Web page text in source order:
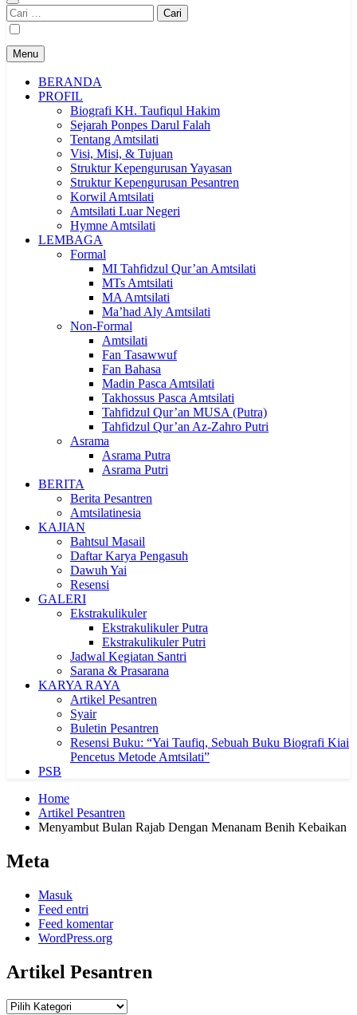
Cari
untuk:
Menu
BERANDA
PROFIL
Biografi KH. Taufiqul Hakim
Sejarah Ponpes Darul Falah
Tentang Amtsilati
Visi, Misi, & Tujuan
Struktur Kepengurusan Yayasan
Struktur Kepengurusan Pesantren
Korwil Amtsilati
Amtsilati Luar Negeri
Hymne Amtsilati
LEMBAGA
Formal
MI Tahfidzul Qur’an Amtsilati
MTs Amtsilati
MA Amtsilati
Ma’had Aly Amtsilati
Non-Formal
Amtsilati
Fan Tasawwuf
Fan Bahasa
Madin Pasca Amtsilati
Takhossus Pasca Amtsilati
Tahfidzul Qur’an MUSA (Putra)
Tahfidzul Qur’an Az-Zahro Putri
Asrama
Asrama Putra
Asrama Putri
BERITA
Berita Pesantren
Amtsilatinesia
KAJIAN
Bahtsul Masail
Daftar Karya Pengasuh
Dawuh Yai
Resensi
GALERI
Ekstrakulikuler
Ekstrakulikuler Putra
Ekstrakulikuler Putri
Jadwal Kegiatan Santri
Sarana & Prasarana
KARYA RAYA
Artikel Pesantren
Syair
Buletin Pesantren
Resensi Buku: “Yai Taufiq, Sebuah Buku Biografi Kiai
Pencetus Metode Amtsilati”
PSB
Home
Artikel Pesantren
Menyambut Bulan Rajab Dengan Menanam Benih Kebaikan
Meta
Masuk
Feed entri
Feed komentar
WordPress.org
Artikel Pesantren
Artikel